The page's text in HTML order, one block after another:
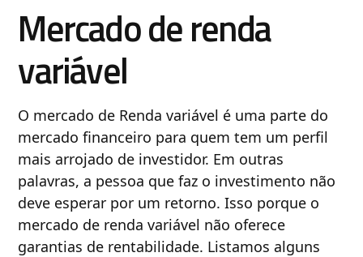
Mercado de renda
variável
O mercado de Renda variável é uma parte do
mercado financeiro para quem tem um perfil
mais arrojado de investidor. Em outras
palavras, a pessoa que faz o investimento não
deve esperar por um retorno. Isso porque o
mercado de renda variável não oferece
garantias de rentabilidade. Listamos alguns